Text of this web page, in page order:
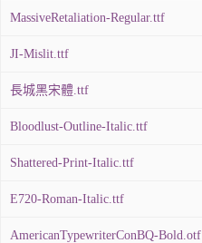
MassiveRetaliation-Regular.ttf
JI-Mislit.ttf
長城黑宋體.ttf
Bloodlust-Outline-Italic.ttf
Shattered-Print-Italic.ttf
E720-Roman-Italic.ttf
AmericanTypewriterConBQ-Bold.otf